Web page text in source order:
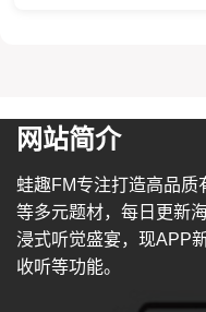
网站简介
蛙趣FM专注打造高品质
等多元题材，每日更新
浸式听觉盛宴，现APP
收听等功能。